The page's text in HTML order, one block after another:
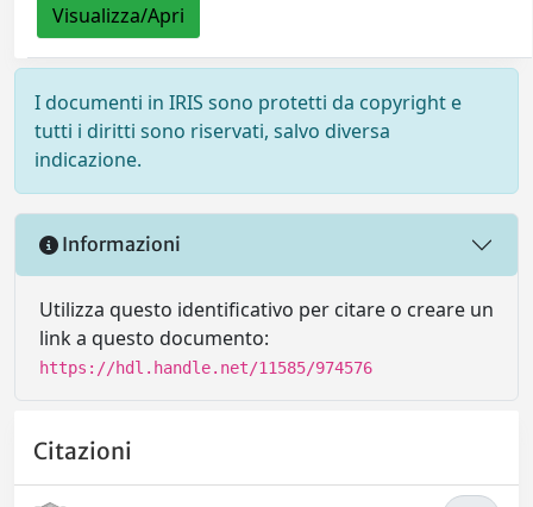
Visualizza/Apri
I documenti in IRIS sono protetti da copyright e
tutti i diritti sono riservati, salvo diversa
indicazione.
Informazioni
Utilizza questo identificativo per citare o creare un
link a questo documento:
https://hdl.handle.net/11585/974576
Citazioni